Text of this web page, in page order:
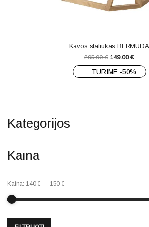
Kavos staliukas BERMUDA
295.00€ 149.00 €
TURIME -50%
Kategorijos
Kaina
Kaina: 140 € — 150 €